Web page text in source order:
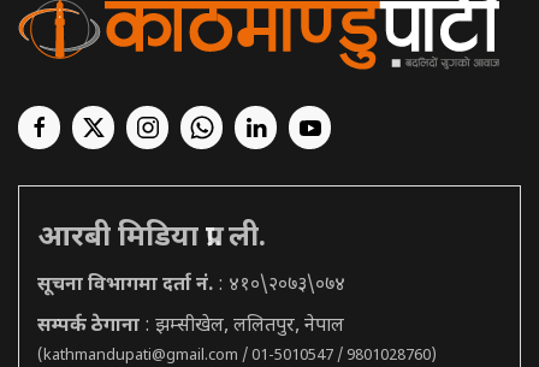
आरबी मिडिया प्रा. ली.
सूचना विभागमा दर्ता नं. : ४१०\२०७३\०७४
सम्पर्क ठेगाना : झम्सीखेल, ललितपुर, नेपाल
(kathmandupati@gmail.com / 01-5010547 / 9801028760)